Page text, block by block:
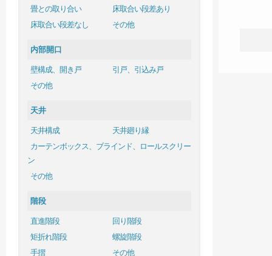
畳との取り合い
床取合い段差あり
床取合い段差なし
その他
内部開口
壁構成、開き戸
引戸、引込み戸
その他
天井
天井構成
天井廻り縁
カーテンボックス、ブラインド、ロールスクリー
ン
その他
階段
直進階段
回り階段
矩折れ階段
螺旋階段
手摺
その他